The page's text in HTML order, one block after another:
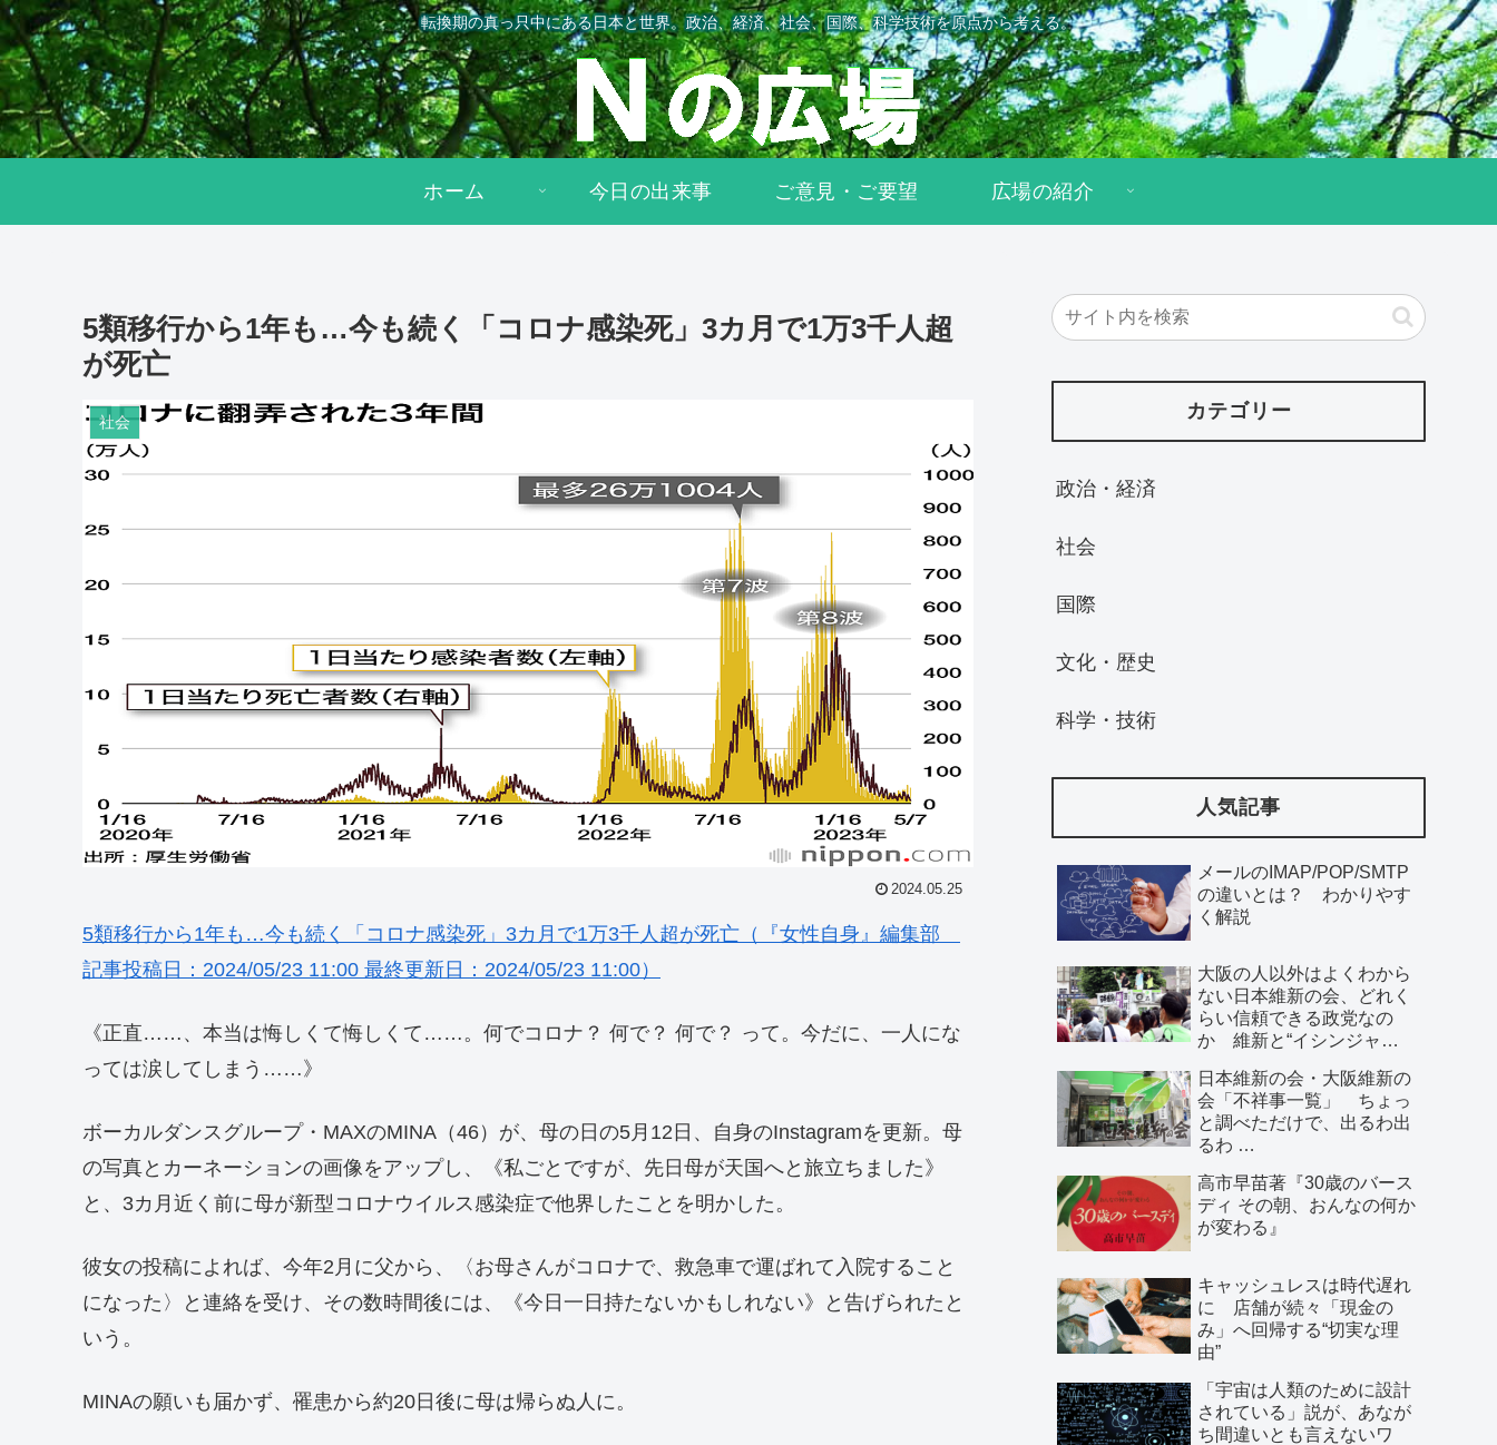
転換期の真っ只中にある日本と世界。政治、経済、社会、国際、科学技術を原点から考える。
ホーム 今日の出来事 ご意見・ご要望 広場の紹介
5類移行から1年も…今も続く「コロナ感染死」3カ月で1万3千人超
が死亡
社会
2024.05.25
5類移行から1年も…今も続く「コロナ感染死」3カ月で1万3千人超が死亡（『女性自身』編集部
記事投稿日：2024/05/23 11:00 最終更新日：2024/05/23 11:00）
《正直……、本当は悔しくて悔しくて……。何でコロナ？ 何で？ 何で？ って。今だに、一人にな
っては涙してしまう……》
ボーカルダンスグループ・MAXのMINA（46）が、母の日の5月12日、自身のInstagramを更新。母
の写真とカーネーションの画像をアップし、《私ごとですが、先日母が天国へと旅立ちました》
と、3カ月近く前に母が新型コロナウイルス感染症で他界したことを明かした。
彼女の投稿によれば、今年2月に父から、〈お母さんがコロナで、救急車で運ばれて入院すること
になった〉と連絡を受け、その数時間後には、《今日一日持たないかもしれない》と告げられたと
いう。
MINAの願いも届かず、罹患から約20日後に母は帰らぬ人に。
カテゴリー
政治・経済
社会
国際
文化・歴史
科学・技術
人気記事
メールのIMAP/POP/SMTP
の違いとは？ わかりやす
く解説
大阪の人以外はよくわから
ない日本維新の会、どれく
らい信頼できる政党なの
か 維新と“イシンジャ
る、大阪で起きていること
日本維新の会・大阪維新の
会「不祥事一覧」 ちょっ
と調べただけで、出るわ出
るわ …
高市早苗著『30歳のバース
ディ その朝、おんなの何か
が変わる』
キャッシュレスは時代遅れ
に 店舗が続々「現金の
み」へ回帰する“切実な理
由”
「宇宙は人類のために設計
されている」説が、あなが
ち間違いとも言えないワ